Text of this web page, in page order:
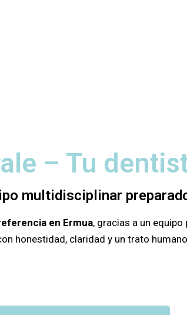
– Tu
multidisciplinar
en Ermua, gracias a un
honestidad, claridad y un trato